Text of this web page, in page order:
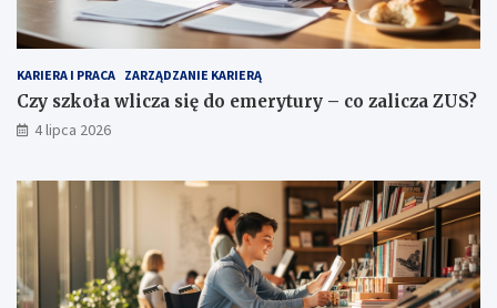
KARIERA I PRACA ZARZĄDZANIE KARIERĄ
Czy szkoła wlicza się do emerytury – co zalicza ZUS?
4 lipca 2026